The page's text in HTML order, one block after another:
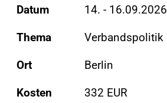
Datum 14. - 16.09.2026
Thema Verbandspolitik
Ort Berlin
Kosten 332 EUR